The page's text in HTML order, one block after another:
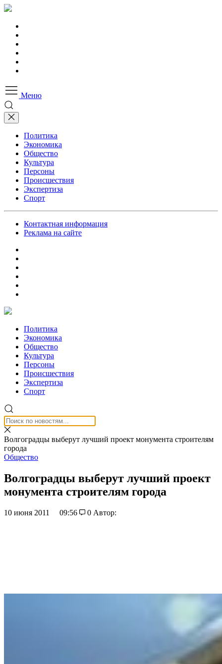
Меню
Политика
Экономика
Общество
Культура
Персоны
Происшествия
Экспертиза
Спорт
Контактная информация
Реклама на сайте
Политика
Экономика
Общество
Культура
Персоны
Происшествия
Экспертиза
Спорт
Волгоградцы выберут лучший проект монумента строителям
города
Общество
Волгоградцы выберут лучший проект
монумента строителям города
10 июня 2011 09:56 0 Автор: